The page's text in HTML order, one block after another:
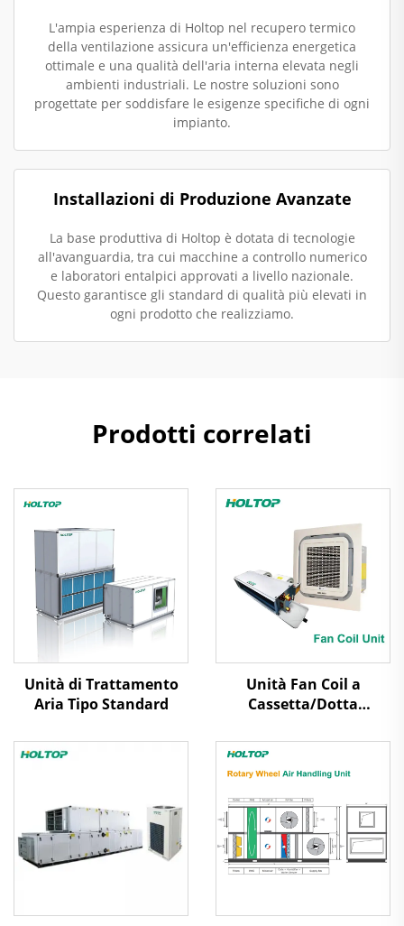
L'ampia esperienza di Holtop nel recupero termico
della ventilazione assicura un'efficienza energetica
ottimale e una qualità dell'aria interna elevata negli
ambienti industriali. Le nostre soluzioni sono
progettate per soddisfare le esigenze specifiche di ogni
impianto.
Installazioni di Produzione Avanzate
La base produttiva di Holtop è dotata di tecnologie
all'avanguardia, tra cui macchine a controllo numerico
e laboratori entalpici approvati a livello nazionale.
Questo garantisce gli standard di qualità più elevati in
ogni prodotto che realizziamo.
Prodotti correlati
Unità di Trattamento
Aria Tipo Standard
Unità Fan Coil a
Cassetta/Dotta